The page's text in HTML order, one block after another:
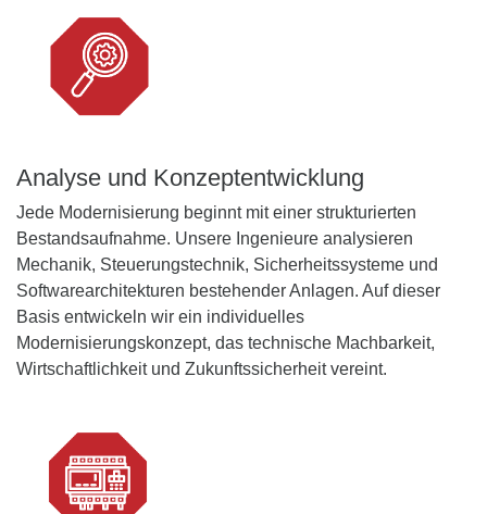
Analyse und Konzeptentwicklung
Jede Modernisierung beginnt mit einer strukturierten
Bestandsaufnahme. Unsere Ingenieure analysieren
Mechanik, Steuerungstechnik, Sicherheitssysteme und
Softwarearchitekturen bestehender Anlagen. Auf dieser
Basis entwickeln wir ein individuelles
Modernisierungskonzept, das technische Machbarkeit,
Wirtschaftlichkeit und Zukunftssicherheit vereint.